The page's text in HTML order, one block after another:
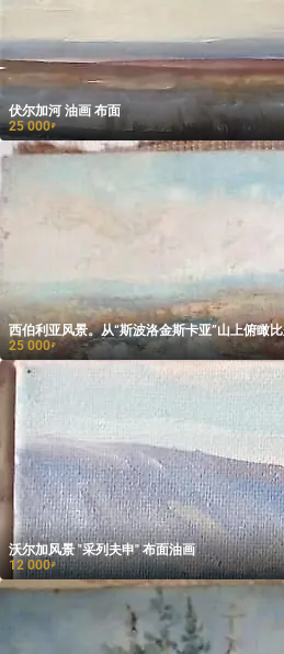
伏尔加河 油画 布面
25 000₽
西伯利亚风景。从“斯波洛金斯卡亚”山上俯瞰
25 000₽
沃尔加风景 "采列夫申" 布面油画
12 000₽